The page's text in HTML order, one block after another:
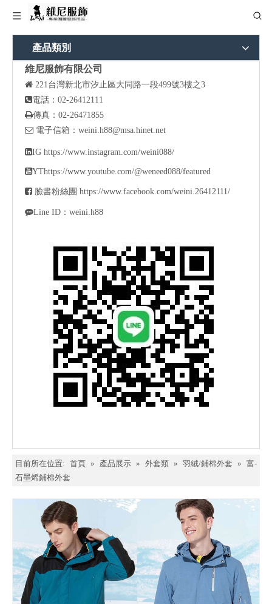
產品類別
維尼服飾有限公司
 221台灣新北市汐止區大同路一段499號3樓之3
電話：02-26412111
傳真：02-26471855
 電子信箱： weini.h88@msa.hinet.net
IG https://www.instagram.com/weini088/
YThttps://www.youtube.com/@weneed088/featured
 臉書粉絲團 https://www.facebook.com/weini.26412111/
Line ID：weini.h88
目前所在位置: 首頁 » 產品展示 » 外套類 » 羽絨/鋪棉外套 » 富-
石墨烯鋪棉外套